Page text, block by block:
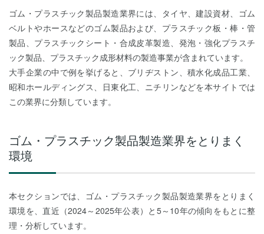
ゴム・プラスチック製品製造業界には、タイヤ、建設資材、ゴム
ベルトやホースなどのゴム製品および、プラスチック板・棒・管
製品、プラスチックシート・合成皮革製造、発泡・強化プラスチ
ック製品、プラスチック成形材料の製造事業が含まれています。
大手企業の中で例を挙げると、ブリヂストン、積水化成品工業、
昭和ホールディングス、日東化工、ニチリンなどを本サイトでは
この業界に分類しています。
ゴム・プラスチック製品製造業界をとりまく
環境
本セクションでは、ゴム・プラスチック製品製造業界をとりまく
環境を、直近（2024～2025年公表）と5～10年の傾向をもとに整
理・分析しています。